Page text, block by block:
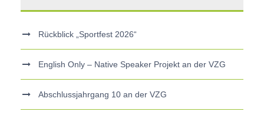
Rückblick „Sportfest 2026“
English Only – Native Speaker Projekt an der VZG
Abschlussjahrgang 10 an der VZG